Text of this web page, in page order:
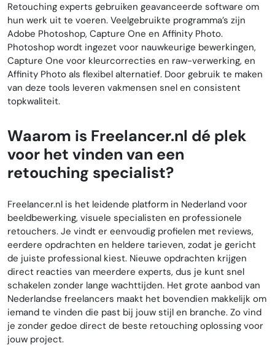
Retouching experts gebruiken geavanceerde software om
hun werk uit te voeren. Veelgebruikte programma’s zijn
Adobe Photoshop, Capture One en Affinity Photo.
Photoshop wordt ingezet voor nauwkeurige bewerkingen,
Capture One voor kleurcorrecties en raw-verwerking, en
Affinity Photo als flexibel alternatief. Door gebruik te maken
van deze tools leveren vakmensen snel en consistent
topkwaliteit.
Waarom is Freelancer.nl dé plek
voor het vinden van een
retouching specialist?
Freelancer.nl is het leidende platform in Nederland voor
beeldbewerking, visuele specialisten en professionele
retouchers. Je vindt er eenvoudig profielen met reviews,
eerdere opdrachten en heldere tarieven, zodat je gericht
de juiste professional kiest. Nieuwe opdrachten krijgen
direct reacties van meerdere experts, dus je kunt snel
schakelen zonder lange wachttijden. Het grote aanbod van
Nederlandse freelancers maakt het bovendien makkelijk om
iemand te vinden die past bij jouw stijl en branche. Zo vind
je zonder gedoe direct de beste retouching oplossing voor
jouw project.